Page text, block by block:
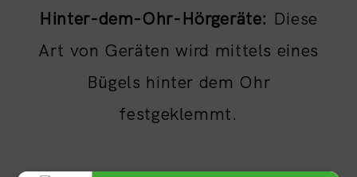
Hinter-dem-Ohr-Hörgeräte: Diese
Art von Geräten wird mittels eines
Bügels hinter dem Ohr
festgeklemmt.